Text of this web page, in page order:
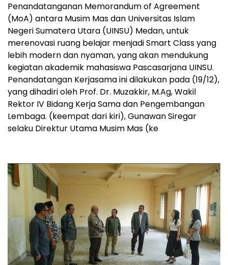
Penandatanganan Memorandum of Agreement
(MoA) antara Musim Mas dan Universitas Islam
Negeri Sumatera Utara (UINSU) Medan, untuk
merenovasi ruang belajar menjadi Smart Class yang
lebih modern dan nyaman, yang akan mendukung
kegiatan akademik mahasiswa Pascasarjana UINSU.
Penandatangan Kerjasama ini dilakukan pada (19/12),
yang dihadiri oleh Prof. Dr. Muzakkir, M.Ag, Wakil
Rektor IV Bidang Kerja Sama dan Pengembangan
Lembaga. (keempat dari kiri), Gunawan Siregar
selaku Direktur Utama Musim Mas (ke